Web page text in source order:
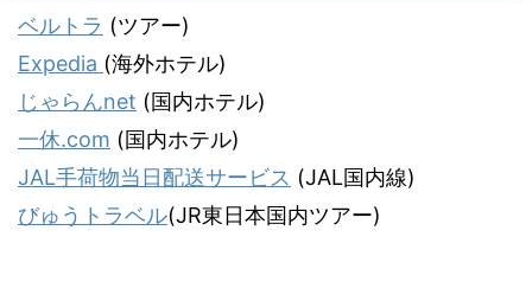
ベルトラ (ツアー)
Expedia (海外ホテル)
じゃらんnet (国内ホテル)
一休.com (国内ホテル)
JAL手荷物当日配送サービス (JAL国内線)
びゅうトラベル(JR東日本国内ツアー)